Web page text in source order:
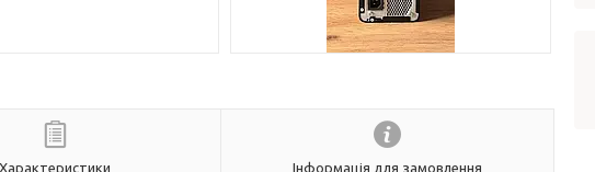
Характеристики Інформація для замовлення